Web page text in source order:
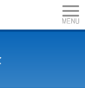
木の伐採